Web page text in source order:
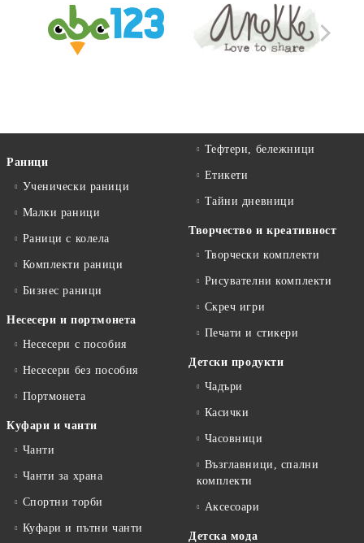
Раници
Ученически раници
Малки раници
Раници с колела
Комплекти раници
Бизнес раници
Несесери и портмонета
Несесери с пособия
Несесери без пособия
Портмонета
Куфари и чанти
Чанти
Чанти за храна
Спортни торби
Куфари и пътни чанти
Тефтери, бележници
Етикети
Тайни дневници
Творчество и креативност
Творчески комплекти
Рисувателни комплекти
Скреч игри
Печати и стикери
Детски продукти
Чадъри
Касички
Часовници
Възглавници, спални
комплекти
Аксесоари
Детска мода